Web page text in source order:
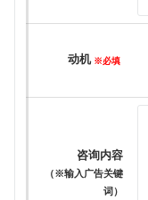
动机 ※必填
咨询内容
（※输入广告关键
词）